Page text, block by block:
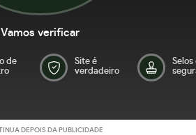
Vamos verificar
de
Site é
verdadeiro
Selos
DEPOIS DA PUBLICIDADE